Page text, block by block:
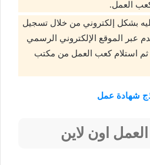
العمل.
بشكل إلكتروني من خلال تسجيل
عبر الموقع الإلكتروني الرسمي
ثم استلام كعب العمل من مكتب
شهادة عمل
اون لاين